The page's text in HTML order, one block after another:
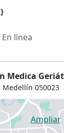
En línea
Medica
Medellín 050023
Ampliar
se